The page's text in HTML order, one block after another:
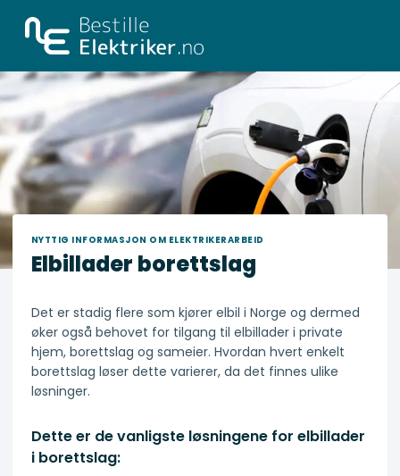
content
NYTTIG INFORMASJON OM ELEKTRIKERARBEID
Elbillader borettslag
Det er stadig flere som kjører elbil i Norge og dermed
øker også behovet for tilgang til elbillader i private
hjem, borettslag og sameier. Hvordan hvert enkelt
borettslag løser dette varierer, da det finnes ulike
løsninger.
Dette er de vanligste løsningene for elbillader
i borettslag: